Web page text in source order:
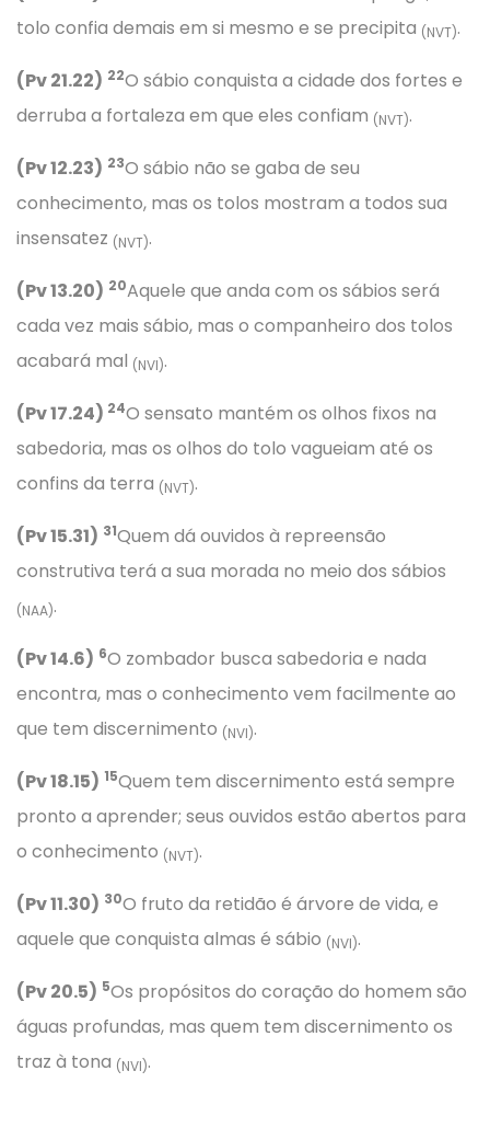
tolo confia demais em si mesmo e se precipita (NVT).
(Pv 21.22) 22O sábio conquista a cidade dos fortes e
derruba a fortaleza em que eles confiam (NVT).
(Pv 12.23) 23O sábio não se gaba de seu
conhecimento, mas os tolos mostram a todos sua
insensatez (NVT).
(Pv 13.20) 20Aquele que anda com os sábios será
cada vez mais sábio, mas o companheiro dos tolos
acabará mal (NVI).
(Pv 17.24) 24O sensato mantém os olhos fixos na
sabedoria, mas os olhos do tolo vagueiam até os
confins da terra (NVT).
(Pv 15.31) 31Quem dá ouvidos à repreensão
construtiva terá a sua morada no meio dos sábios
(NAA).
(Pv 14.6) 6O zombador busca sabedoria e nada
encontra, mas o conhecimento vem facilmente ao
que tem discernimento (NVI).
(Pv 18.15) 15Quem tem discernimento está sempre
pronto a aprender; seus ouvidos estão abertos para
o conhecimento (NVT).
(Pv 11.30) 30O fruto da retidão é árvore de vida, e
aquele que conquista almas é sábio (NVI).
(Pv 20.5) 5Os propósitos do coração do homem são
águas profundas, mas quem tem discernimento os
traz à tona (NVI).